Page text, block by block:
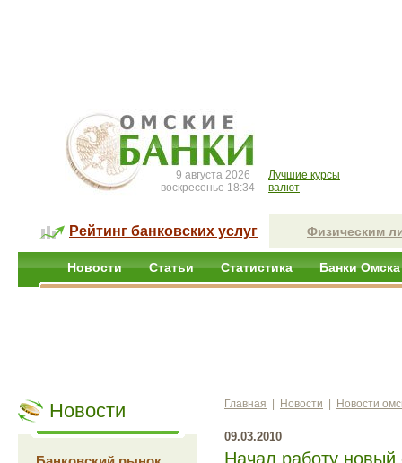
9 августа 2026
воскресенье 18:34
Лучшие курсы
валют
Рейтинг банковских услуг Физическим
Новости Статьи Статистика Банки Омска
Новости Главная Новости Новости
09.03.2010
Начал работу